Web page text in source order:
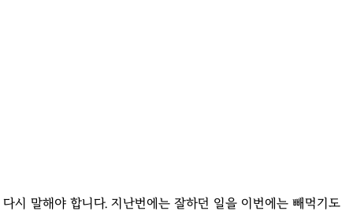
시 말해야 합니다. 지난번에는 잘하던 일을 이번에는 빼먹기도